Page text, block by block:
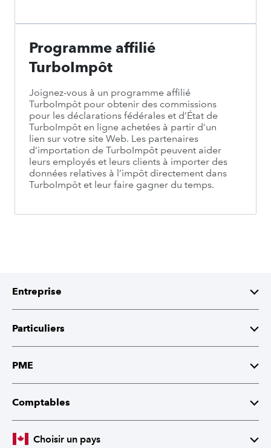
Programme affilié
TurboImpôt
Joignez-vous à un programme affilié
TurboImpôt pour obtenir des commissions
pour les déclarations fédérales et d’État de
TurboImpôt en ligne achetées à partir d’un
lien sur votre site Web. Les partenaires
d’importation de TurboImpôt peuvent aider
leurs employés et leurs clients à importer des
données relatives à l’impôt directement dans
TurboImpôt et leur faire gagner du temps.
Entreprise
À propos d'intuit
Relations avec les investisseurs
Responsabilité sociale de l’entreprise
Recherche stratégique de fournisseurs
Particuliers
TurboImpôt
PME
QuickBooks
QuickBooks Payroll
Comptables
ProFile
Choisir un pays